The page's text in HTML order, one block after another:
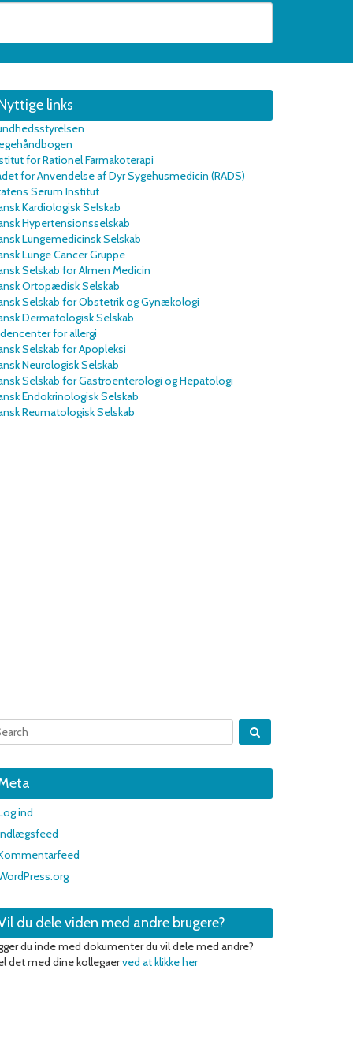
links
for Rationel Farmakoterapi
for Anvendelse af Dyr Sygehusmedicin (RADS)
Serum Institut
Kardiologisk Selskab
Hypertensionsselskab
Lungemedicinsk Selskab
Lunge Cancer Gruppe
Selskab for Almen Medicin
Ortopædisk Selskab
Selskab for Obstetrik og Gynækologi
Dermatologisk Selskab
for allergi
Selskab for Apopleksi
Neurologisk Selskab
Selskab for Gastroenterologi og Hepatologi
Endokrinologisk Selskab
Reumatologisk Selskab
ind
du dele viden med andre brugere?
du inde med dokumenter du vil dele med andre?
det med dine kollegaerved at klikke her